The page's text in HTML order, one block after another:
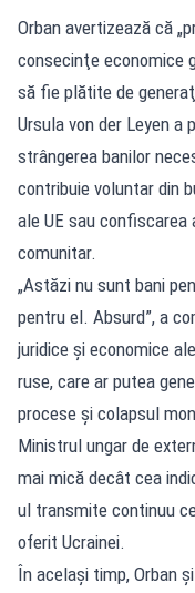
Orban avertizează că
consecinţe economice
să fie plătite de
Ursula von der Leyen a
strângerea banilor
contribuie voluntar din
ale UE sau
comunitar.
„Astăzi nu sunt bani
pentru el. Absurd”, a
juridice şi economice
ruse, care ar putea
procese şi colapsul
Ministrul ungar de
mai mică decât cea
ul transmite continuu
oferit Ucrainei.
În acelaşi timp, Orban